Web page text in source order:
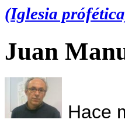
(Iglesia
Juan
Hace